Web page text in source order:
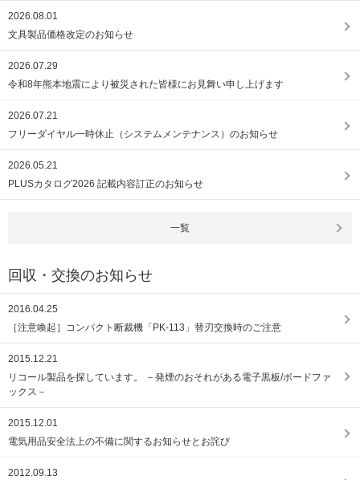
2026.08.01
文具製品価格改定のお知らせ
2026.07.29
令和8年熊本地震により被災された皆様にお見舞い申し上げます
2026.07.21
フリーダイヤル一時休止（システムメンテナンス）のお知らせ
2026.05.21
PLUSカタログ2026 記載内容訂正のお知らせ
一覧
回収・交換のお知らせ
2016.04.25
［注意喚起］コンパクト断裁機「PK-113」替刃交換時のご注意
2015.12.21
リコール製品を探しています。 －発煙のおそれがある電子黒板/ボードファ
ックス－
2015.12.01
電気用品安全法上の不備に関するお知らせとお詫び
2012.09.13